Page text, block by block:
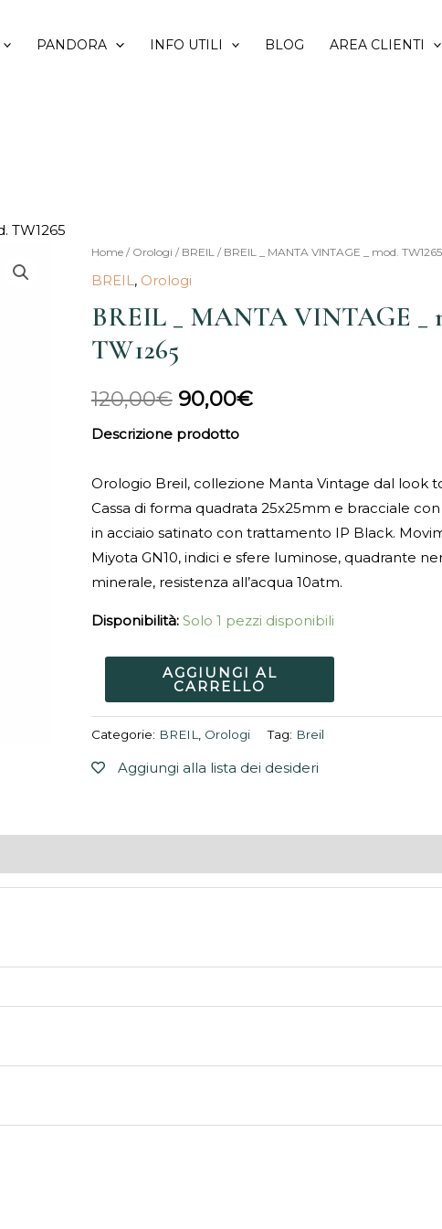
PANDORA INFO UTILI BLOG AREA CLIENTI
TW1265
Home/ Orologi / BREIL / BREIL _ MANTA VINTAGE _ mod. TW1265
BREIL, Orologi
BREIL _ MANTA VINTAGE _
TW1265
120,00€
Il
originale
120,00€.
90,00€
Il
attuale
90,00€.
Descrizione prodotto
Orologio Breil, collezione Manta Vintage dal look
Cassa di forma quadrata 25x25mm e bracciale
in acciaio satinato con trattamento IP Black.
Miyota GN10, indici e sfere luminose, quadrante
minerale, resistenza all’acqua 10atm.
Disponibilità: Solo 1 pezzi disponibili
BREIL
_
VINTAGE
_
TW1265
quantità
AGGIUNGI AL
CARRELLO
Categorie: BREIL Orologi Tag: Breil
Aggiungi alla lista dei desideri